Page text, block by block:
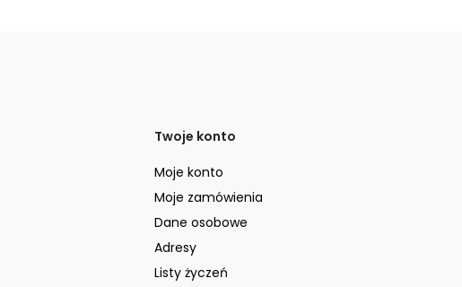
Twoje konto
Moje konto
Moje zamówienia
Dane osobowe
Adresy
Listy życzeń